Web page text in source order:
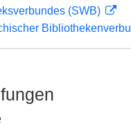
(SWB)